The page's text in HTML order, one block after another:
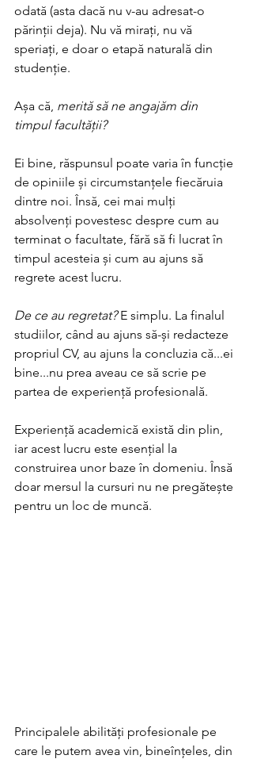
odată (asta dacă nu v-au adresat-o
părinții deja). Nu vă mirați, nu vă
speriați, e doar o etapă naturală din
studenție.
Așa că, merită să ne angajăm din
timpul facultății?
Ei bine, răspunsul poate varia în funcție
de opiniile și circumstanțele fiecăruia
dintre noi. Însă, cei mai mulți
absolvenți povestesc despre cum au
terminat o facultate, fără să fi lucrat în
timpul acesteia și cum au ajuns să
regrete acest lucru.
De ce au regretat? E simplu. La finalul
studiilor, când au ajuns să-și redacteze
propriul CV, au ajuns la concluzia că...ei
bine...nu prea aveau ce să scrie pe
partea de experiență profesională.
Experiență academică există din plin,
iar acest lucru este esențial la
construirea unor baze în domeniu. Însă
doar mersul la cursuri nu ne pregătește
pentru un loc de muncă.
Principalele abilități profesionale pe
care le putem avea vin, bineînțeles, din